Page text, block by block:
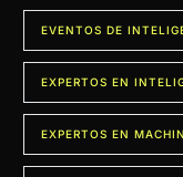
EVENTOS DE
EXPERTOS EN
EXPERTOS EN